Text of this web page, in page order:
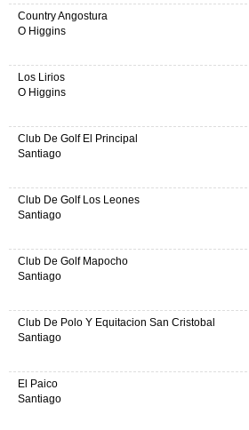
Country Angostura
O Higgins
Los Lirios
O Higgins
Club De Golf El Principal
Santiago
Club De Golf Los Leones
Santiago
Club De Golf Mapocho
Santiago
Club De Polo Y Equitacion San Cristobal
Santiago
El Paico
Santiago